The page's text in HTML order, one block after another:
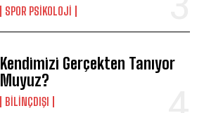
SPOR PSIKOLOJI
Kendimizi Gerçekten Tanıyor
Muyuz?
BILINÇDIŞI